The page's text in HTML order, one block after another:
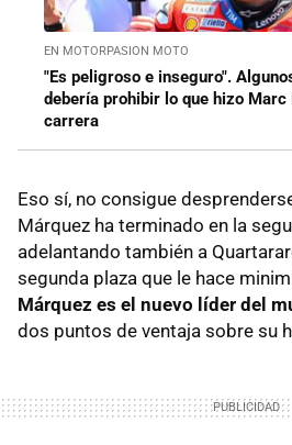
EN MOTORPASION MOTO
"Es peligroso e inseguro".
debería prohibir lo que hizo
carrera
Eso sí, no consigue
Márquez ha terminado en la
adelantando también a
segunda plaza que le hace
Márquez es el nuevo líder del
dos puntos de ventaja sobre su